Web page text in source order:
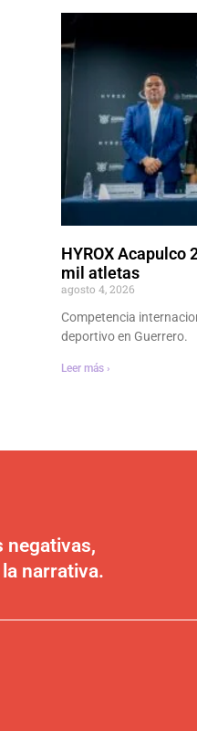
HYROX Acapulco
mil atletas
agosto 4, 2026
Competencia
deportivo en Guerrero.
Leer más ›
negativas,
narrativa.